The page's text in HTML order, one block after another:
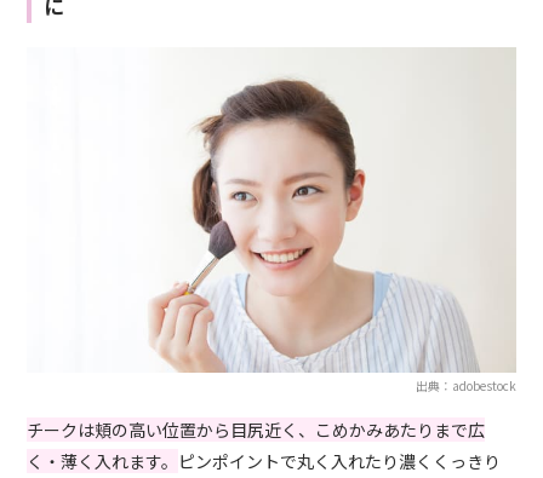
出典：adobestock
チークは頬の高い位置から目尻近く、こめかみあたりまで広
く・薄く入れます。 ピンポイントで丸く入れたり濃くくっきり